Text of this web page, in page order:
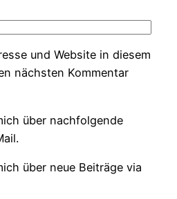
und Website in diesem
nächsten Kommentar
über nachfolgende
über neue Beiträge via